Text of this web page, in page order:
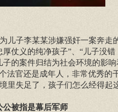
儿子李某某涉嫌强奸一案奔走
仗义的纯净孩子”、“儿子没错
子的案件归结为社会环境的影响
法官还是成年人，非常优秀的
里失足了，孩子们怎么经得起
公被指是幕后军师